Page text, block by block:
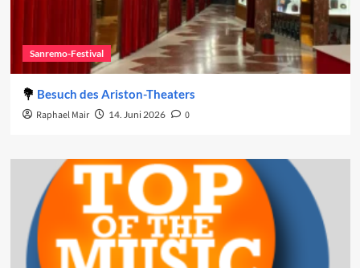
Sanremo-Festival
Besuch des Ariston-Theaters
Raphael Mair 14. Juni 2026 0